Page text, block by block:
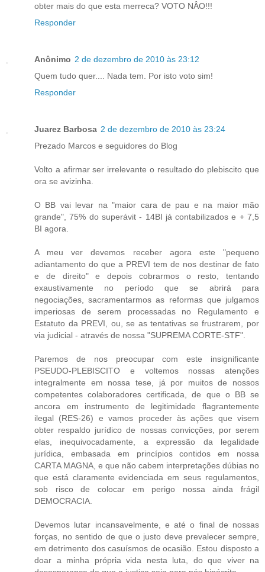
obter mais do que esta merreca? VOTO NÂO!!!
Responder
Anônimo 2 de dezembro de 2010 às 23:12
Quem tudo quer.... Nada tem. Por isto voto sim!
Responder
Juarez Barbosa 2 de dezembro de 2010 às 23:24
Prezado Marcos e seguidores do Blog
Volto a afirmar ser irrelevante o resultado do plebiscito que
ora se avizinha.
O BB vai levar na "maior cara de pau e na maior mão
grande", 75% do superávit - 14BI já contabilizados e + 7,5
BI agora.
A meu ver devemos receber agora este "pequeno
adiantamento do que a PREVI tem de nos destinar de fato
e de direito" e depois cobrarmos o resto, tentando
exaustivamente no período que se abrirá para
negociações, sacramentarmos as reformas que julgamos
imperiosas de serem processadas no Regulamento e
Estatuto da PREVI, ou, se as tentativas se frustrarem, por
via judicial - através de nossa "SUPREMA CORTE-STF".
Paremos de nos preocupar com este insignificante
PSEUDO-PLEBISCITO e voltemos nossas atenções
integralmente em nossa tese, já por muitos de nossos
competentes colaboradores certificada, de que o BB se
ancora em instrumento de legitimidade flagrantemente
ilegal (RES-26) e vamos proceder às ações que visem
obter respaldo jurídico de nossas convicções, por serem
elas, inequivocadamente, a expressão da legalidade
jurídica, embasada em princípios contidos em nossa
CARTA MAGNA, e que não cabem interpretações dúbias no
que está claramente evidenciada em seus regulamentos,
sob risco de colocar em perigo nossa ainda frágil
DEMOCRACIA.
Devemos lutar incansavelmente, e até o final de nossas
forças, no sentido de que o justo deve prevalecer sempre,
em detrimento dos casuísmos de ocasião. Estou disposto a
doar a minha própria vida nesta luta, do que viver na